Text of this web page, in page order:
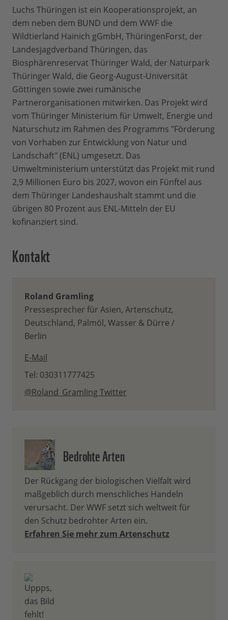
Luchs Thüringen ist ein Kooperationsprojekt, an
dem neben dem BUND und dem WWF die
Wildtierland Hainich gGmbH, ThüringenForst, der
Landesjagdverband Thüringen, das
Biosphärenreservat Thüringer Wald, der Naturpark
Thüringer Wald, die Georg-August-Universität
Göttingen sowie zwei rumänische
Partnerorganisationen mitwirken. Das Projekt wird
vom Thüringer Ministerium für Umwelt, Energie und
Naturschutz im Rahmen des Programms "Förderung
von Vorhaben zur Entwicklung von Natur und
Landschaft" (ENL) umgesetzt. Das
Umweltministerium unterstützt das Projekt mit rund
2,9 Millionen Euro bis 2027, wovon ein Fünftel aus
dem Thüringer Landeshaushalt stammt und die
übrigen 80 Prozent aus ENL-Mitteln der EU
kofinanziert sind.
Kontakt
Roland Gramling
Pressesprecher für Asien, Artenschutz,
Deutschland, Palmöl, Wasser & Dürre /
Berlin
E-Mail
Tel: 030311777425
@Roland_Gramling Twitter
Bedrohte Arten
Der Rückgang der biologischen Vielfalt wird
maßgeblich durch menschliches Handeln
verursacht. Der WWF setzt sich weltweit für
den Schutz bedrohter Arten ein.
Erfahren Sie mehr zum Artenschutz